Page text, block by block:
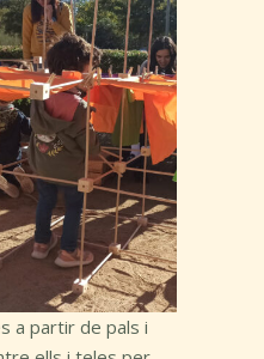
a partir de pals i